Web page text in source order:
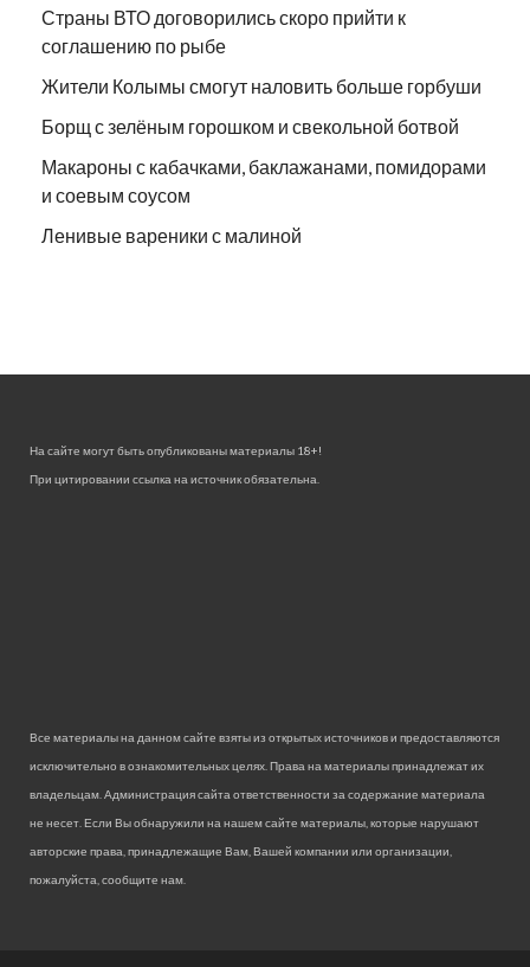
Страны ВТО договорились скоро прийти к
соглашению по рыбе
Жители Колымы смогут наловить больше горбуши
Борщ с зелёным горошком и свекольной ботвой
Макароны с кабачками, баклажанами, помидорами
и соевым соусом
Ленивые вареники с малиной
На сайте могут быть опубликованы материалы 18+!
При цитировании ссылка на источник обязательна.
Все материалы на данном сайте взяты из открытых источников и предоставляются
исключительно в ознакомительных целях. Права на материалы принадлежат их
владельцам. Администрация сайта ответственности за содержание материала
не несет. Если Вы обнаружили на нашем сайте материалы, которые нарушают
авторские права, принадлежащие Вам, Вашей компании или организации,
пожалуйста, сообщите нам.